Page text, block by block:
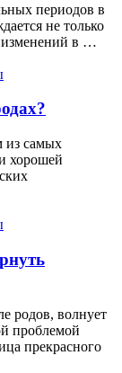
периодов в
не только
в …
из самых
хорошей
родов, волнует
проблемой
прекрасного